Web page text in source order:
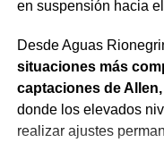
en suspensión hacia
Desde Aguas
situaciones más
captaciones de
donde los elevados
realizar ajustes